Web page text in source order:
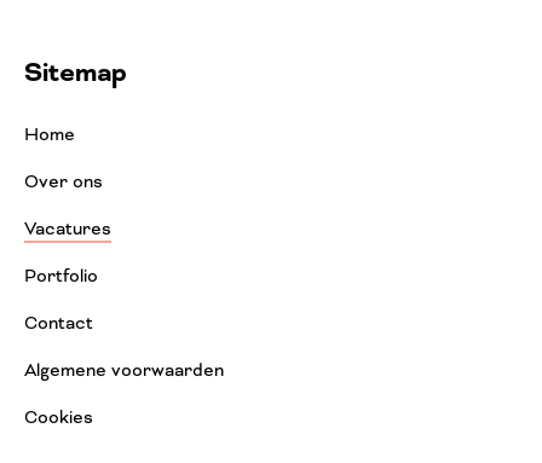
Sitemap
Home
Over ons
Vacatures
Portfolio
Contact
Algemene voorwaarden
Cookies